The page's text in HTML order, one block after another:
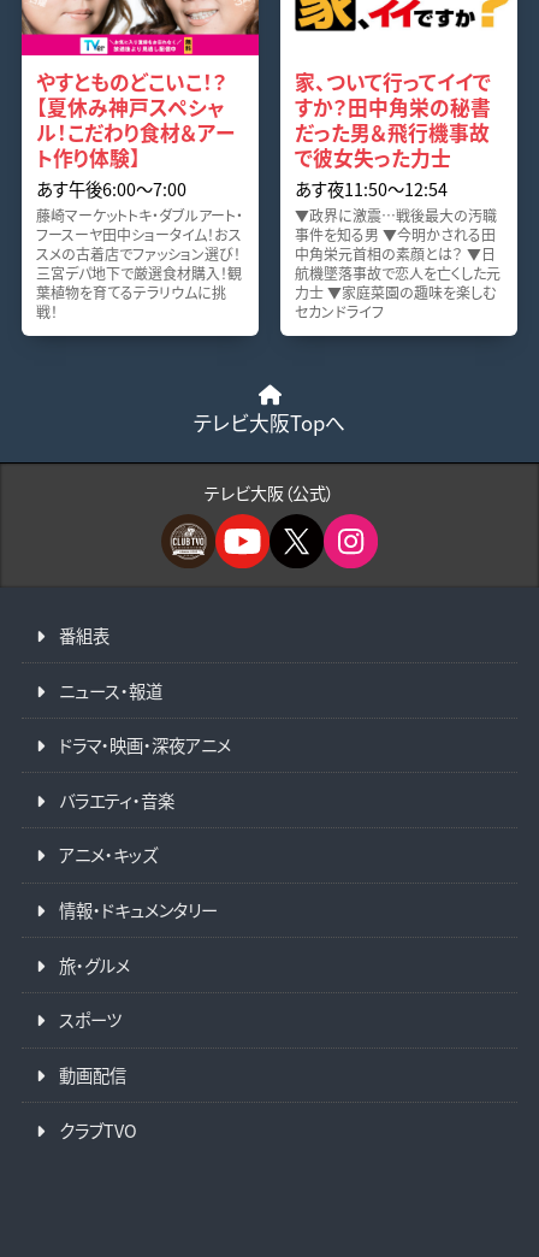
やすとものどこいこ！？
【夏休み神戸スペシャ
ル！こだわり食材＆アー
ト作り体験】
あす午後6:00〜7:00
藤崎マーケットトキ・ダブルアート・
フースーヤ田中ショータイム！おス
スメの古着店でファッション選び！
三宮デパ地下で厳選食材購入！観
葉植物を育てるテラリウムに挑
戦！
家、ついて行ってイイで
すか？田中角栄の秘書
だった男＆飛行機事故
で彼女失った力士
あす夜11:50〜12:54
▼政界に激震…戦後最大の汚職
事件を知る男 ▼今明かされる田
中角栄元首相の素顔とは？ ▼日
航機墜落事故で恋人を亡くした元
力士 ▼家庭菜園の趣味を楽しむ
セカンドライフ
テレビ大阪Topへ
テレビ大阪（公式）
番組表
ニュース・報道
ドラマ・映画・深夜アニメ
バラエティ・音楽
アニメ・キッズ
情報・ドキュメンタリー
旅・グルメ
スポーツ
動画配信
クラブTVO